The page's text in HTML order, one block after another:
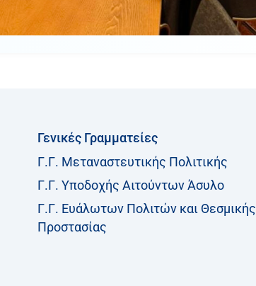
Γενικές Γραμματείες
Γ.Γ. Μεταναστευτικής Πολιτικής
Γ.Γ. Υποδοχής Αιτούντων Άσυλο
Γ.Γ. Ευάλωτων Πολιτών και Θεσμικής
Προστασίας